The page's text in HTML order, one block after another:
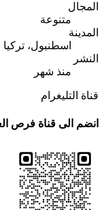
المجال
متنوعة
المدينة
اسطنبول، تركيا
النشر
منذ شهر
قناة التليغرام
انضم الى قناة فرص